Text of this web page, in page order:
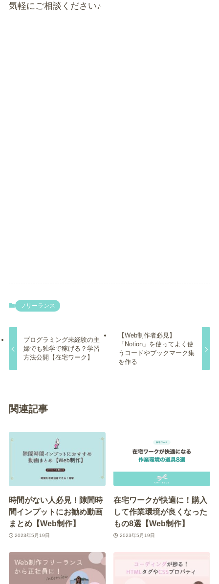
気軽にご相談ください♪
フリーランス
プログラミング未経験の主
婦でも独学で稼げる？学習
方法公開【在宅ワーク】
【Web制作者必見】
「Notion」を使ってよく使
うコードやブックマーク集
を作る
関連記事
時間がない人必見！隙間時
間インプットにお勧め動画
まとめ【Web制作】
2023年5月19日
在宅ワークが快適に！購入
して作業環境が良くなった
もの8選【Web制作】
2023年5月19日